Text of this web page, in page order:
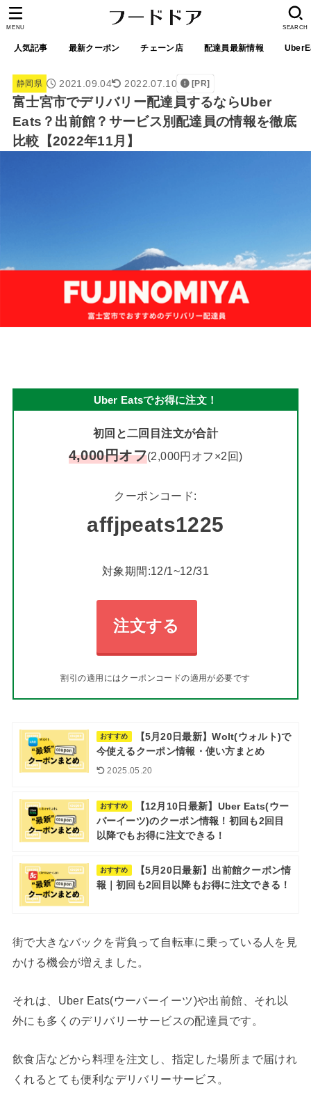
人気記事 最新クーポン チェーン店 配達員最新情報
SEARCH
MENU
静岡県 2021.09.04 2022.07.10 [PR]
富士宮市でデリバリー配達員するならUber
Eats？出前館？サービス別配達員の情報を徹底
比較【2022年11月】
Uber Eatsでお得に注文！
初回と二回目注文が合計
4,000円オフ(2,000円オフ×2回)
クーポンコード:
affjpeats1225
対象期間:12/1~12/31
注文する
割引の適用にはクーポンコードの適用が必要です
おすすめ
【5月20日最新】Wolt(ウォルト)で
今使えるクーポン情報・使い方まとめ
2025.05.20
おすすめ
【12月10日最新】Uber Eats(ウー
バーイーツ)のクーポン情報！初回も2回目
以降でもお得に注文できる！
おすすめ
【5月20日最新】出前館クーポン情
報｜初回も2回目以降もお得に注文できる！
街で大きなバックを背負って自転車に乗っている人を見
かける機会が増えました。
それは、Uber Eats(ウーバーイーツ)や出前館、それ以
外にも多くのデリバリーサービスの配達員です。
飲食店などから料理を注文し、指定した場所まで届けれ
くれるとても便利なデリバリーサービス。